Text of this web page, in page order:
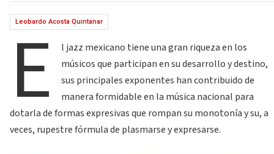
Leobardo Acosta Quintanar
E
l jazz mexicano tiene una gran riqueza en los
músicos que participan en su desarrollo y destino,
sus principales exponentes han contribuido de
manera formidable en la música nacional para
dotarla de formas expresivas que rompan su monotonía y su, a
veces, rupestre fórmula de plasmarse y expresarse.